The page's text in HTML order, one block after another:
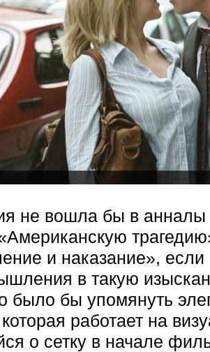
не вошла бы в анналы
и наказание»,
в такую
было бы упомянуть
которая работает на
о сетку в начале